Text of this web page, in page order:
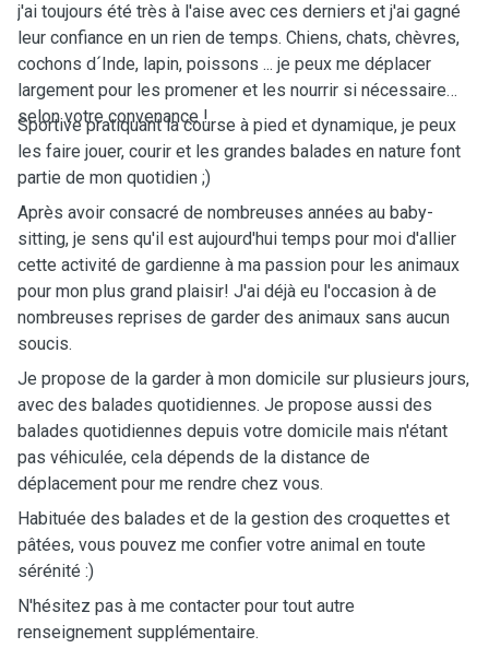
j'ai toujours été très à l'aise avec ces derniers et j'ai gagné
leur confiance en un rien de temps. Chiens, chats, chèvres,
cochons d´Inde, lapin, poissons ... je peux me déplacer
largement pour les promener et les nourrir si nécessaire
selon votre convenance !
Sportive pratiquant la course à pied et dynamique, je peux
les faire jouer, courir et les grandes balades en nature font
partie de mon quotidien ;)
Après avoir consacré de nombreuses années au baby-
sitting, je sens qu'il est aujourd'hui temps pour moi d'allier
cette activité de gardienne à ma passion pour les animaux
pour mon plus grand plaisir! J'ai déjà eu l'occasion à de
nombreuses reprises de garder des animaux sans aucun
soucis.
Je propose de la garder à mon domicile sur plusieurs jours,
avec des balades quotidiennes. Je propose aussi des
balades quotidiennes depuis votre domicile mais n'étant
pas véhiculée, cela dépends de la distance de
déplacement pour me rendre chez vous.
Habituée des balades et de la gestion des croquettes et
pâtées, vous pouvez me confier votre animal en toute
sérénité :)
N'hésitez pas à me contacter pour tout autre
renseignement supplémentaire.